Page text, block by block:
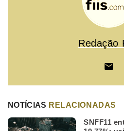
Redação
NOTÍCIAS RELACIONADAS
SNFF11